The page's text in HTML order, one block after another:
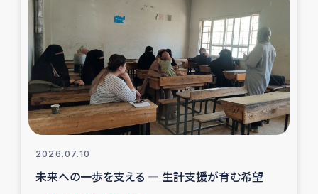
2026.07.10
未来への一歩を支える ― 生計支援が育む希望